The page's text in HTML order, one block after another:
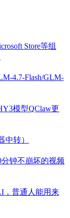
Store等组
4.7-Flash/GLM-
模型QClaw更
中转）
分钟不崩坏的视频
，普通人能用来